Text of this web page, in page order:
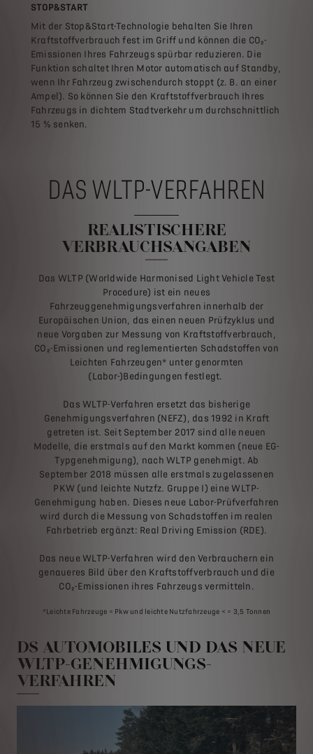
STOP&START
Mit der Stop&Start-Technologie behalten Sie Ihren
Kraftstoffverbrauch fest im Griff und können die CO₂-
Emissionen Ihres Fahrzeugs spürbar reduzieren. Die
Funktion schaltet Ihren Motor automatisch auf Standby,
wenn Ihr Fahrzeug zwischendurch stoppt (z. B. an einer
Ampel). So können Sie den Kraftstoffverbrauch Ihres
Fahrzeugs in dichtem Stadtverkehr um durchschnittlich
15 % senken.
DAS WLTP-VERFAHREN
REALISTISCHERE
VERBRAUCHSANGABEN
Das WLTP (Worldwide Harmonised Light Vehicle Test
Procedure) ist ein neues
Fahrzeuggenehmigungsverfahren innerhalb der
Europäischen Union, das einen neuen Prüfzyklus und
neue Vorgaben zur Messung von Kraftstoffverbrauch,
CO₂-Emissionen und reglementierten Schadstoffen von
Leichten Fahrzeugen* unter genormten
(Labor-)Bedingungen festlegt.
Das WLTP-Verfahren ersetzt das bisherige
Genehmigungsverfahren (NEFZ), das 1992 in Kraft
getreten ist. Seit September 2017 sind alle neuen
Modelle, die erstmals auf den Markt kommen (neue EG-
Typgenehmigung), nach WLTP genehmigt. Ab
September 2018 müssen alle erstmals zugelassenen
PKW (und leichte Nutzfz. Gruppe I) eine WLTP-
Genehmigung haben. Dieses neue Labor-Prüfverfahren
wird durch die Messung von Schadstoffen im realen
Fahrbetrieb ergänzt: Real Driving Emission (RDE).
Das neue WLTP-Verfahren wird den Verbrauchern ein
genaueres Bild über den Kraftstoffverbrauch und die
CO₂-Emissionen ihres Fahrzeugs vermitteln.
*Leichte Fahrzeuge = Pkw und leichte Nutzfahrzeuge < = 3,5 Tonnen
DS AUTOMOBILES UND DAS NEUE
WLTP-GENEHMIGUNGS-
VERFAHREN